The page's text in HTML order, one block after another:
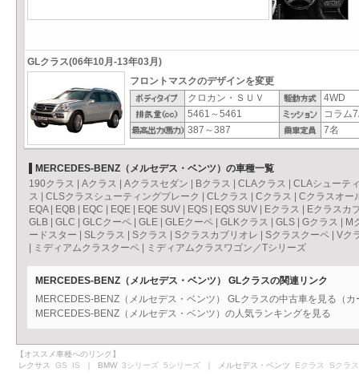
GLクラス(06年10月-13年03月)
フロントマスクのデザインを変更
クロカン・ＳＵＶ
4WD
5461～5461
コラム
387～387
7名
MERCEDES-BENZ（メルセデス・ベンツ）の車種一覧
190クラス
Aクラス Aクラスセダン Bクラス CLAクラス
CLAシューテ
ス
CLSクラスシューティングブレーク CLクラス Cクラス
Cクラスオー
EQA| EQB EQC EQE EQE SUV EQS EQS SUV Eクラス
Eクラスカ
GLB
GLC GLCクーペ GLE GLEクーペ GLKクラス GLS Gクラス
M
ードスター
SLクラス Sクラス Sクラスカブリオレ Sクラスクーペ
Vク
ミディアムクラスクーペ ミディアムクラスワゴン／Tシリーズ
MERCEDES-BENZ（メルセデス・ベンツ） GLクラスの関連リンク
MERCEDES-BENZ（メルセデス・ベンツ） GLクラスの中古車を見る（カ
MERCEDES-BENZ（メルセデス・ベンツ）の人気ランキングを見る
【オススメ車種へのリンク】
レクサス GS IS ｜ BMW 3シリーズ 5シリーズ ｜ メルセデス・ベンツ Eクラス Sクラス